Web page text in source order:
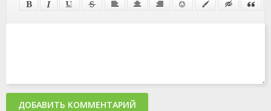
ДОБАВИТЬ КОММЕНТАРИЙ